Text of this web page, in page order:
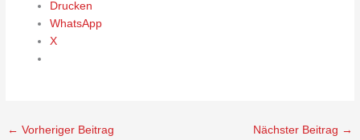
Drucken
WhatsApp
X
← Vorheriger Beitrag Nächster Beitrag →